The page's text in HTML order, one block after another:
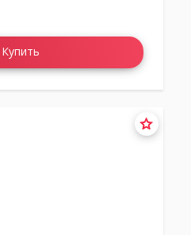
Купить